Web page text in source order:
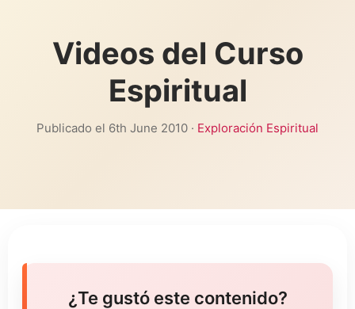
Videos del Curso
Espiritual
Publicado el 6th June 2010 · Exploración Espiritual
¿Te gustó este contenido?